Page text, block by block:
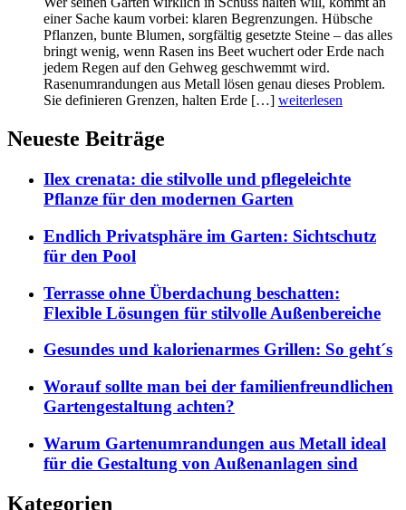
einer Sache kaum vorbei: klaren Begrenzungen. Hübsche
Pflanzen, bunte Blumen, sorgfältig gesetzte Steine – das alles
bringt wenig, wenn Rasen ins Beet wuchert oder Erde nach
jedem Regen auf den Gehweg geschwemmt wird.
Rasenumrandungen aus Metall lösen genau dieses Problem.
Sie definieren Grenzen, halten Erde […] weiterlesen
Neueste Beiträge
Ilex crenata: die stilvolle und pflegeleichte
Pflanze für den modernen Garten
Endlich Privatsphäre im Garten: Sichtschutz
für den Pool
Terrasse ohne Überdachung beschatten:
Flexible Lösungen für stilvolle Außenbereiche
Gesundes und kalorienarmes Grillen: So geht´s
Worauf sollte man bei der familienfreundlichen
Gartengestaltung achten?
Warum Gartenumrandungen aus Metall ideal
für die Gestaltung von Außenanlagen sind
Kategorien